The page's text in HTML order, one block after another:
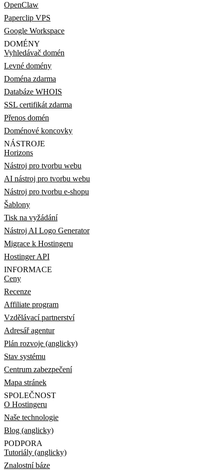
OpenClaw
Paperclip VPS
Google Workspace
DOMÉNY
Vyhledávač domén
Levné domény
Doména zdarma
Databáze WHOIS
SSL certifikát zdarma
Přenos domén
Doménové koncovky
NÁSTROJE
Horizons
Nástroj pro tvorbu webu
AI nástroj pro tvorbu webu
Nástroj pro tvorbu e-shopu
Šablony
Tisk na vyžádání
Nástroj AI Logo Generator
Migrace k Hostingeru
Hostinger API
INFORMACE
Ceny
Recenze
Affiliate program
Vzdělávací partnerství
Adresář agentur
Plán rozvoje (anglicky)
Stav systému
Centrum zabezpečení
Mapa stránek
SPOLEČNOST
O Hostingeru
Naše technologie
Blog (anglicky)
PODPORA
Tutoriály (anglicky)
Znalostní báze